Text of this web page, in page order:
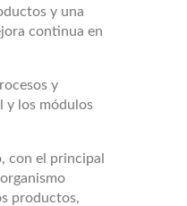
y una
continua en
y
y los módulos
con el principal
productos,